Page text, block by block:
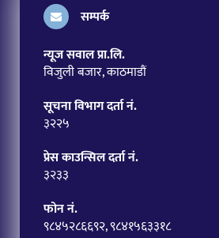
सम्पर्क
न्यूज सवाल प्रा.लि.
विजुली बजार, काठमाडौं
सूचना विभाग दर्ता नं.
३२२५
प्रेस काउन्सिल दर्ता नं.
३२३३
फोन नं.
९८४५२८६६९२, ९८४१५६३३१८